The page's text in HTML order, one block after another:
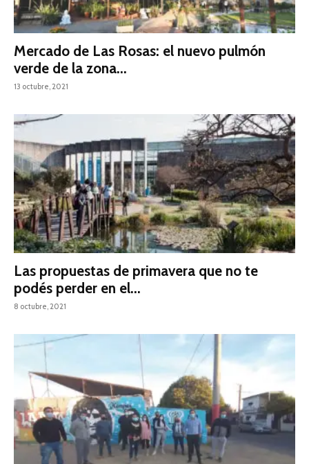
Mercado de Las Rosas: el nuevo pulmón
verde de la zona...
13 octubre, 2021
Las propuestas de primavera que no te
podés perder en el...
8 octubre, 2021